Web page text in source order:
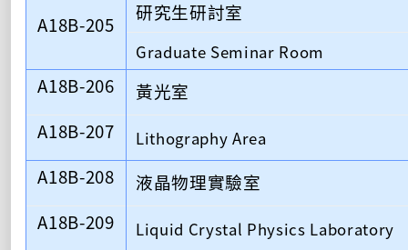
A18B-205 研究生研討室
Graduate Seminar Room
A18B-206 黃光室
A18B-207 Lithography Area
A18B-208 液晶物理實驗室
A18B-209 Liquid Crystal Physics Laboratory